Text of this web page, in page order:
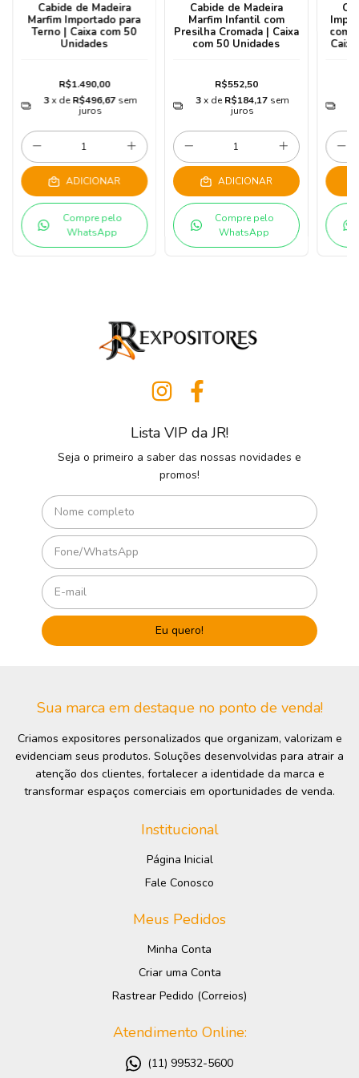
Cabide de Madeira
Marfim Importado para
Terno | Caixa com 50
Unidades
R$1.490,00
3x deR$496,67 sem
juros
ADICIONAR
Compre pelo
WhatsApp
Cabide de Madeira
Marfim Infantil com
Presilha Cromada | Caixa
com 50 Unidades
R$552,50
3 x de R$184,17 sem
juros
ADICIONAR
Compre pelo
WhatsApp
com
Lista VIP da JR!
Seja o primeiro a saber das nossas novidades e
promos!
Sua marca em destaque no ponto de venda!
Criamos expositores personalizados que organizam, valorizam e
evidenciam seus produtos. Soluções desenvolvidas para atrair a
atenção dos clientes, fortalecer a identidade da marca e
transformar espaços comerciais em oportunidades de venda.
Institucional
Página Inicial
Fale Conosco
Meus Pedidos
Minha Conta
Criar uma Conta
Rastrear Pedido (Correios)
Atendimento Online:
(11) 99532-5600